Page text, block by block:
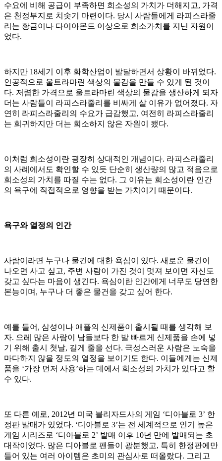
수요에 비해 공급이 부족하면 희소성의 가치가 더해지고, 가격
은 천정부지로 치솟기 마련이다. 당시 사람들에게 라피스라줄
리는 황금이나 다이아몬드 이상으로 희소가치를 지닌 자원이
었다.
하지만 18세기 이후 화학산업이 발달하면서 상황이 바뀌었다.
인공적으로 울트라마린 색상의 물감을 만들 수 있게 된 것이
다. 저렴한 가격으로 울트라마린 색상의 물감을 생산하게 되자
더는 사람들이 라피스라줄리를 비싸게 살 이유가 없어졌다. 자
연히 라피스라줄리의 수요가 급감했고, 여전히 라피스라줄리
는 희귀하지만 더는 희소하지 않은 자원이 됐다.
이처럼 희소성이란 굉장히 상대적인 개념이다. 라피스라줄리
의 사례에서도 확인할 수 있듯 단순히 생산량의 많고 적음으로
희소성의 가치를 따질 수는 없다. 그 이유는 희소성이란 인간
의 욕구에 직접적으로 영향을 받는 가치이기 때문이다.
욕구와 열정의 인간
사람이라면 누구나 물건에 대한 욕심이 있다. 새로운 물건이
나오면 사고 싶고, 주변 사람이 가진 것이 멋져 보이면 자신도
갖고 싶다는 마음이 생긴다. 욕심이란 인간에게 너무도 당연한
본능이며, 누구나 더 좋은 물건을 갖고 싶어 한다.
예를 들어, 삼성이나 애플의 신제품이 출시될 때를 생각해 보
자. 으레 많은 사람이 남들보다 한 발 빠르게 신제품을 손에 넣
기 위해 출시 첫날, 길게 줄을 선다. 극성스러운 사람은 노숙을
마다하지 않을 정도의 열정을 보이기도 한다. 이들에게는 신제
품을 ‘가장 먼저 사용’하는 데에서 희소성의 가치가 있다고 할
수 있다.
또 다른 예로, 2012년 미국 블리자드사의 게임 ‘디아블로 3’ 한
정판 발매가 있었다. ‘디아블로 3’는 전 세계적으로 인기 높은
게임 시리즈로 ‘디아블로 2’ 발매 이후 10년 만에 발매되는 초
대작이었다. 많은 디아블로 팬들이 광분했고, 특히 한정판에만
들어 있는 여러 아이템은 초미의 관심사로 떠올랐다. 그리고